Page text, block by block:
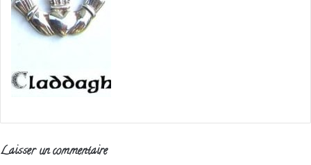
Laisser un commentaire